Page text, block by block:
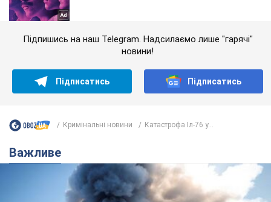
Підпишись на наш Telegram. Надсилаємо лише "гарячі"
новини!
Підписатись Підписатись
Кримінальні новини Катастрофа Іл-76 у...
Важливе